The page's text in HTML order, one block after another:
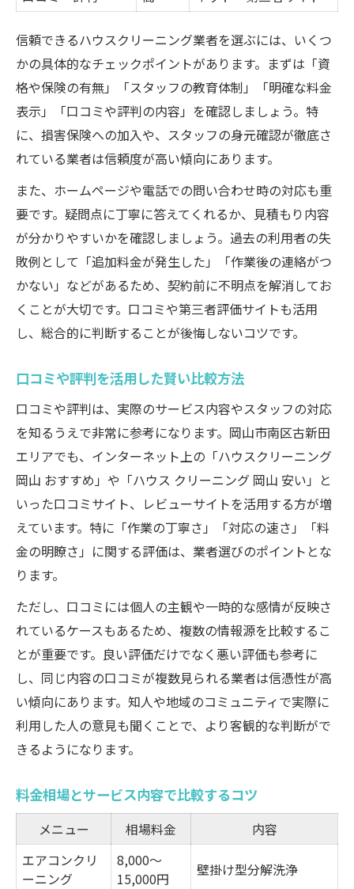
信頼できるハウスクリーニング業者を選ぶには、いくつ
かの具体的なチェックポイントがあります。まずは「資
格や保険の有無」「スタッフの教育体制」「明確な料金
表示」「口コミや評判の内容」を確認しましょう。特
に、損害保険への加入や、スタッフの身元確認が徹底さ
れている業者は信頼度が高い傾向にあります。
また、ホームページや電話での問い合わせ時の対応も重
要です。疑問点に丁寧に答えてくれるか、見積もり内容
が分かりやすいかを確認しましょう。過去の利用者の失
敗例として「追加料金が発生した」「作業後の連絡がつ
かない」などがあるため、契約前に不明点を解消してお
くことが大切です。口コミや第三者評価サイトも活用
し、総合的に判断することが後悔しないコツです。
口コミや評判を活用した賢い比較方法
口コミや評判は、実際のサービス内容やスタッフの対応
を知るうえで非常に参考になります。岡山市南区古新田
エリアでも、インターネット上の「ハウスクリーニング
岡山 おすすめ」や「ハウス クリーニング 岡山 安い」と
いった口コミサイト、レビューサイトを活用する方が増
えています。特に「作業の丁寧さ」「対応の速さ」「料
金の明瞭さ」に関する評価は、業者選びのポイントとな
ります。
ただし、口コミには個人の主観や一時的な感情が反映さ
れているケースもあるため、複数の情報源を比較するこ
とが重要です。良い評価だけでなく悪い評価も参考に
し、同じ内容の口コミが複数見られる業者は信憑性が高
い傾向にあります。知人や地域のコミュニティで実際に
利用した人の意見も聞くことで、より客観的な判断がで
きるようになります。
料金相場とサービス内容で比較するコツ
メニュー 相場料金
内容
エアコンクリ
ーニング
8,000〜
15,000円
壁掛け型分解洗浄